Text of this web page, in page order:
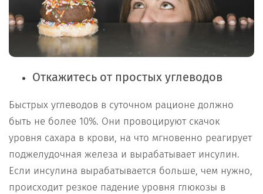
Откажитесь от простых углеводов
Быстрых углеводов в суточном рационе должно
быть не более 10%. Они провоцируют скачок
уровня сахара в крови, на что мгновенно реагирует
поджелудочная железа и вырабатывает инсулин.
Если инсулина вырабатывается больше, чем нужно,
происходит резкое падение уровня глюкозы в